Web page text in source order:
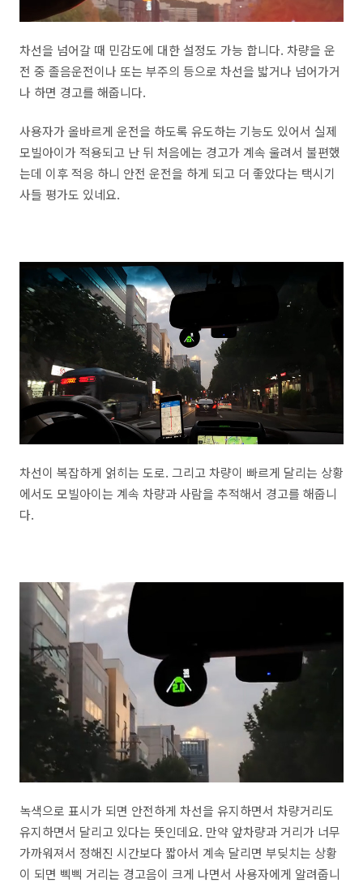
차선을 넘어갈 때 민감도에 대한 설정도 가능 합니다. 차량을 운
전 중 졸음운전이나 또는 부주의 등으로 차선을 밟거나 넘어가거
나 하면 경고를 해줍니다.
사용자가 올바르게 운전을 하도록 유도하는 기능도 있어서 실제
모빌아이가 적용되고 난 뒤 처음에는 경고가 계속 울려서 불편했
는데 이후 적응 하니 안전 운전을 하게 되고 더 좋았다는 택시기
사들 평가도 있네요.
차선이 복잡하게 얽히는 도로. 그리고 차량이 빠르게 달리는 상황
에서도 모빌아이는 계속 차량과 사람을 추적해서 경고를 해줍니
다.
녹색으로 표시가 되면 안전하게 차선을 유지하면서 차량거리도
유지하면서 달리고 있다는 뜻인데요. 만약 앞차량과 거리가 너무
가까워져서 정해진 시간보다 짧아서 계속 달리면 부딪치는 상황
이 되면 삑삑 거리는 경고음이 크게 나면서 사용자에게 알려줍니